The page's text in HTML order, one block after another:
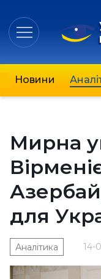
Новини
Мирна
для
14-
Аналітика